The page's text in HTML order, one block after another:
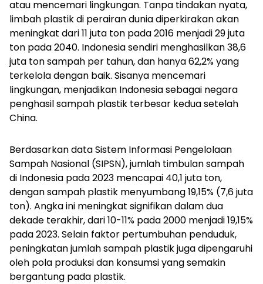
atau mencemari lingkungan. Tanpa tindakan nyata,
limbah plastik di perairan dunia diperkirakan akan
meningkat dari 11 juta ton pada 2016 menjadi 29 juta
ton pada 2040. Indonesia sendiri menghasilkan 38,6
juta ton sampah per tahun, dan hanya 62,2% yang
terkelola dengan baik. Sisanya mencemari
lingkungan, menjadikan Indonesia sebagai negara
penghasil sampah plastik terbesar kedua setelah
China.
Berdasarkan data Sistem Informasi Pengelolaan
Sampah Nasional (SIPSN), jumlah timbulan sampah
di Indonesia pada 2023 mencapai 40,1 juta ton,
dengan sampah plastik menyumbang 19,15% (7,6 juta
ton). Angka ini meningkat signifikan dalam dua
dekade terakhir, dari 10-11% pada 2000 menjadi 19,15%
pada 2023. Selain faktor pertumbuhan penduduk,
peningkatan jumlah sampah plastik juga dipengaruhi
oleh pola produksi dan konsumsi yang semakin
bergantung pada plastik.